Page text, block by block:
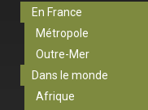
En France
Métropole
Outre-Mer
Dans le monde
Afrique